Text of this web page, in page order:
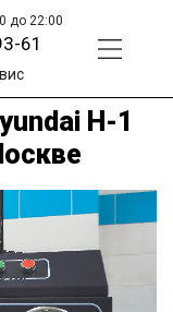
до 22:00
61
H-1